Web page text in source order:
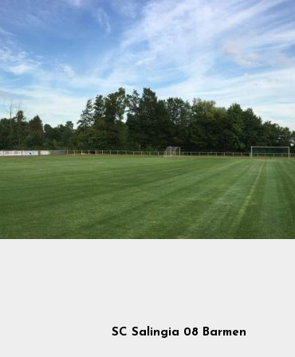
SC Salingia 08 Barmen